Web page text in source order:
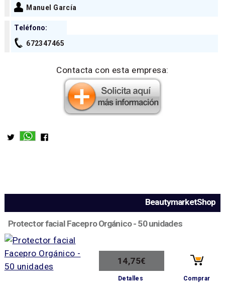
Manuel García
Teléfono:
672347465
Contacta con esta empresa:
BeautymarketShop
Protector facial Facepro Orgánico - 50 unidades
14,75€
Detalles Comprar